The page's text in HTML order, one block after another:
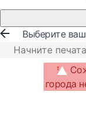
Выберите
города